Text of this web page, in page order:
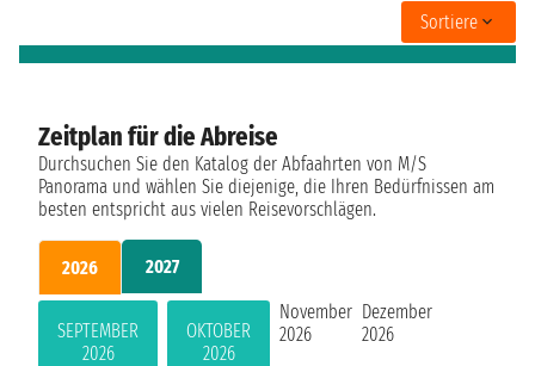
Sortiere
Zeitplan für die Abreise
Durchsuchen Sie den Katalog der Abfaahrten von M/S
Panorama und wählen Sie diejenige, die Ihren Bedürfnissen am
besten entspricht aus vielen Reisevorschlägen.
2026 2027
SEPTEMBER
2026
OKTOBER
2026
November
2026
Dezember
2026